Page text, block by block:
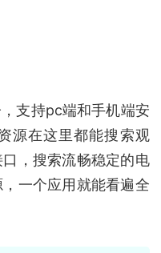
支持pc端和手机端安
源在这里都能搜索观
，搜索流畅稳定的电
一个应用就能看遍全